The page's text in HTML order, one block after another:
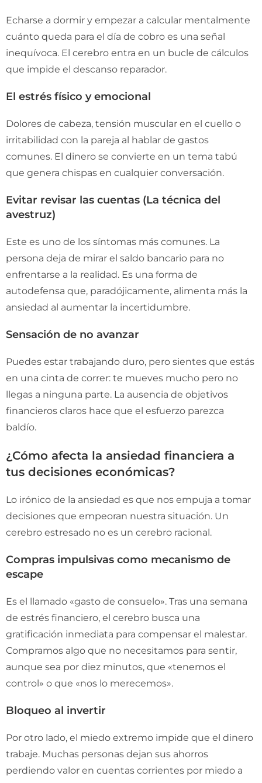
Echarse a dormir y empezar a calcular mentalmente
cuánto queda para el día de cobro es una señal
inequívoca. El cerebro entra en un bucle de cálculos
que impide el descanso reparador.
El estrés físico y emocional
Dolores de cabeza, tensión muscular en el cuello o
irritabilidad con la pareja al hablar de gastos
comunes. El dinero se convierte en un tema tabú
que genera chispas en cualquier conversación.
Evitar revisar las cuentas (La técnica del
avestruz)
Este es uno de los síntomas más comunes. La
persona deja de mirar el saldo bancario para no
enfrentarse a la realidad. Es una forma de
autodefensa que, paradójicamente, alimenta más la
ansiedad al aumentar la incertidumbre.
Sensación de no avanzar
Puedes estar trabajando duro, pero sientes que estás
en una cinta de correr: te mueves mucho pero no
llegas a ninguna parte. La ausencia de objetivos
financieros claros hace que el esfuerzo parezca
baldío.
¿Cómo afecta la ansiedad financiera a
tus decisiones económicas?
Lo irónico de la ansiedad es que nos empuja a tomar
decisiones que empeoran nuestra situación. Un
cerebro estresado no es un cerebro racional.
Compras impulsivas como mecanismo de
escape
Es el llamado «gasto de consuelo». Tras una semana
de estrés financiero, el cerebro busca una
gratificación inmediata para compensar el malestar.
Compramos algo que no necesitamos para sentir,
aunque sea por diez minutos, que «tenemos el
control» o que «nos lo merecemos».
Bloqueo al invertir
Por otro lado, el miedo extremo impide que el dinero
trabaje. Muchas personas dejan sus ahorros
perdiendo valor en cuentas corrientes por miedo a